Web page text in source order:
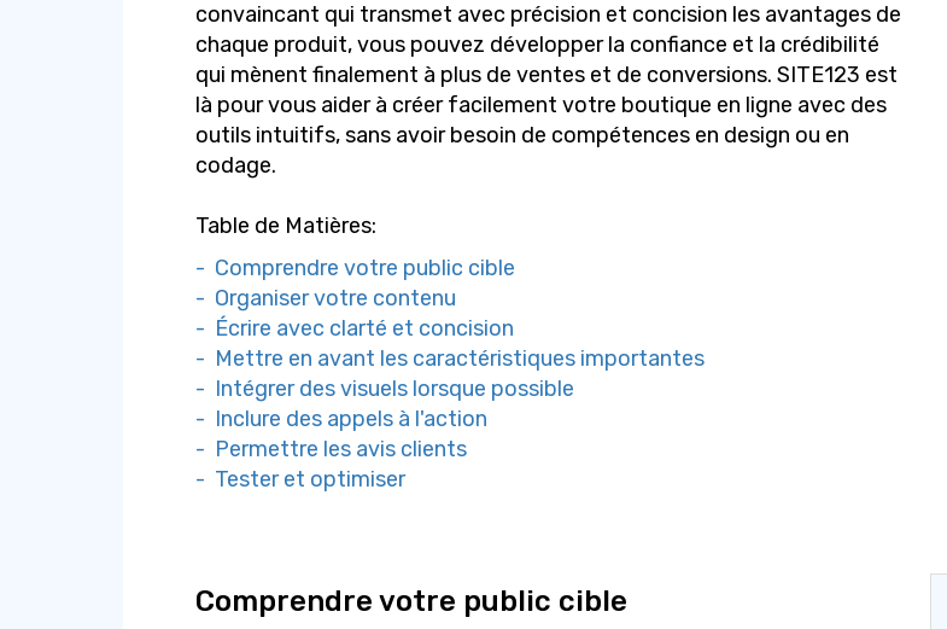
convaincant qui transmet avec précision et concision les avantages de
chaque produit, vous pouvez développer la confiance et la crédibilité
qui mènent finalement à plus de ventes et de conversions. SITE123 est
là pour vous aider à créer facilement votre boutique en ligne avec des
outils intuitifs, sans avoir besoin de compétences en design ou en
codage.
Table de Matières:
- Comprendre votre public cible
- Organiser votre contenu
- Écrire avec clarté et concision
- Mettre en avant les caractéristiques importantes
- Intégrer des visuels lorsque possible
- Inclure des appels à l'action
- Permettre les avis clients
- Tester et optimiser
Comprendre votre public cible